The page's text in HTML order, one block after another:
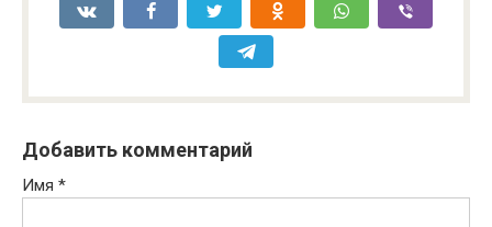
Добавить комментарий
Имя *